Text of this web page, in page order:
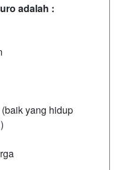
adalah :
yang hidup